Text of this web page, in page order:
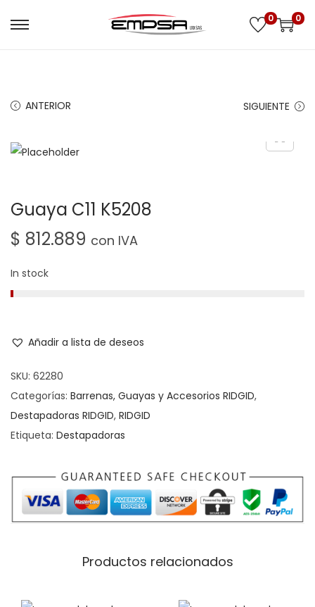
0 0
ANTERIOR SIGUIENTE
Guaya C11 K5208
$ 812.889 con IVA
In stock
Añadir a lista de deseos
SKU: 62280
Categorías: Barrenas, Guayas y Accesorios RIDGID,
Destapadoras RIDGID, RIDGID
Etiqueta: Destapadoras
Productos relacionados